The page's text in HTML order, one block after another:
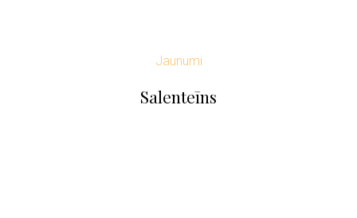
Jaunumi
Salenteīns